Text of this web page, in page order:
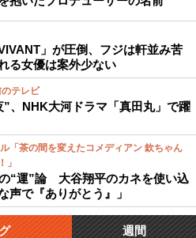
」が圧倒、フジは軒並み苦
る女優は案外少ない
テレビ
、NHK大河ドラマ「真田丸」で躍
「茶の間を変えたコメディアン 欽ちゃん
」
“運”論 大谷翔平のカネを使い込
声で『ありがとう』」
週間